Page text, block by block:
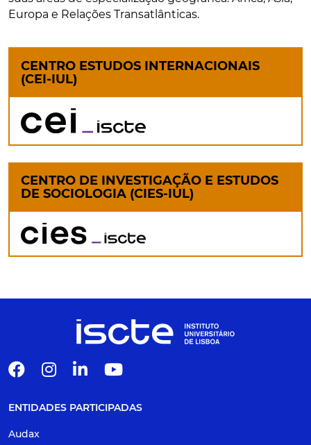
Europa e Relações Transatlânticas.
CENTRO ESTUDOS INTERNACIONAIS
(CEI-IUL)
CENTRO DE INVESTIGAÇÃO E ESTUDOS
DE SOCIOLOGIA (CIES-IUL)
ENTIDADES PARTICIPADAS
Audax